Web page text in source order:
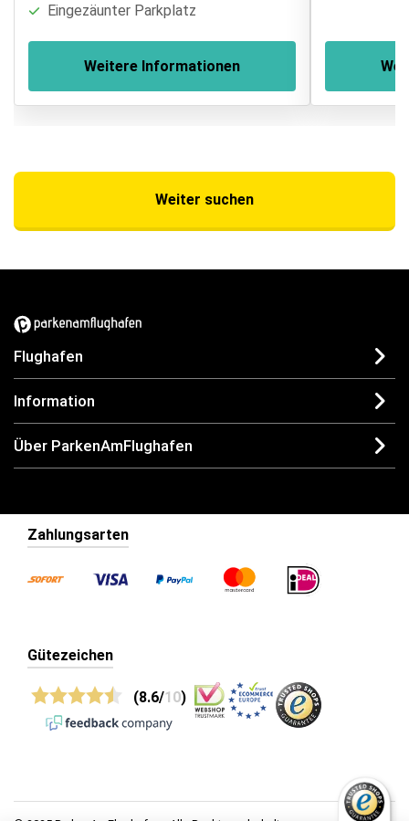
Eingezäunter Parkplatz
Weitere Informationen
Weiter suchen
Flughafen
Information
Über ParkenAmFlughafen
Zahlungsarten
Gütezeichen
(8.6/10)